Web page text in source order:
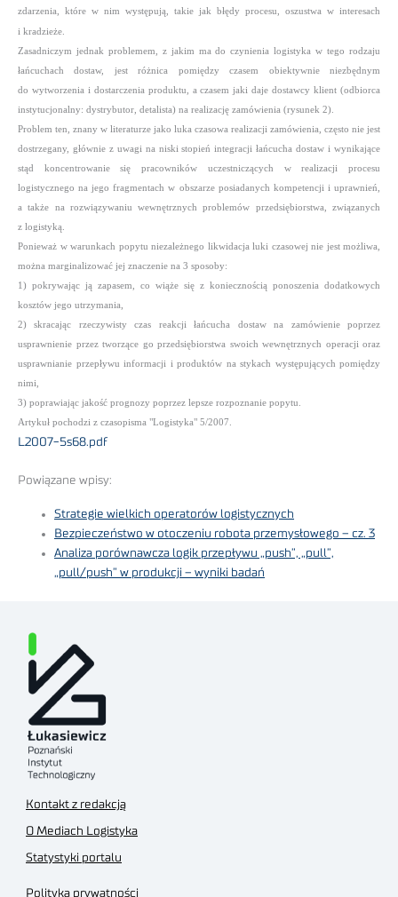
zdarzenia, które w nim występują, takie jak błędy procesu, oszustwa w interesach
i kradzieże.
Zasadniczym jednak problemem, z jakim ma do czynienia logistyka w tego rodzaju
łańcuchach dostaw, jest różnica pomiędzy czasem obiektywnie niezbędnym
do wytworzenia i dostarczenia produktu, a czasem jaki daje dostawcy klient (odbiorca
instytucjonalny: dystrybutor, detalista) na realizację zamówienia (rysunek 2).
Problem ten, znany w literaturze jako luka czasowa realizacji zamówienia, często nie jest
dostrzegany, głównie z uwagi na niski stopień integracji łańcucha dostaw i wynikające
stąd koncentrowanie się pracowników uczestniczących w realizacji procesu
logistycznego na jego fragmentach w obszarze posiadanych kompetencji i uprawnień,
a także na rozwiązywaniu wewnętrznych problemów przedsiębiorstwa, związanych
z logistyką.
Ponieważ w warunkach popytu niezależnego likwidacja luki czasowej nie jest możliwa,
można marginalizować jej znaczenie na 3 sposoby:
1) pokrywając ją zapasem, co wiąże się z koniecznością ponoszenia dodatkowych
kosztów jego utrzymania,
2) skracając rzeczywisty czas reakcji łańcucha dostaw na zamówienie poprzez
usprawnienie przez tworzące go przedsiębiorstwa swoich wewnętrznych operacji oraz
usprawnianie przepływu informacji i produktów na stykach występujących pomiędzy
nimi,
3) poprawiając jakość prognozy poprzez lepsze rozpoznanie popytu.
Artykuł pochodzi z czasopisma "Logistyka" 5/2007.
L2007-5s68.pdf
Powiązane wpisy:
Strategie wielkich operatorów logistycznych
Bezpieczeństwo w otoczeniu robota przemysłowego – cz. 3
Analiza porównawcza logik przepływu „push”, „pull”,
„pull/push” w produkcji – wyniki badań
Kontakt z redakcją
O Mediach Logistyka
Statystyki portalu
Polityka prywatności